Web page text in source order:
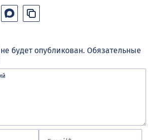
будет опубликован. Обязательные